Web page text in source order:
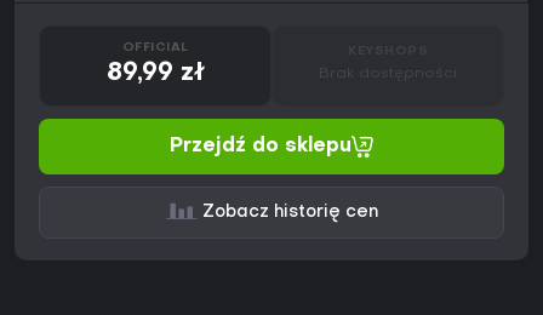
OFFICIAL
89,99 zł Brak dostępności
Przejdź do sklepu
Zobacz historię cen